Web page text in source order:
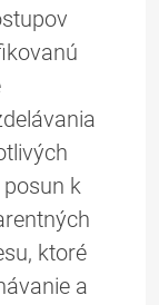
k
ktoré
a